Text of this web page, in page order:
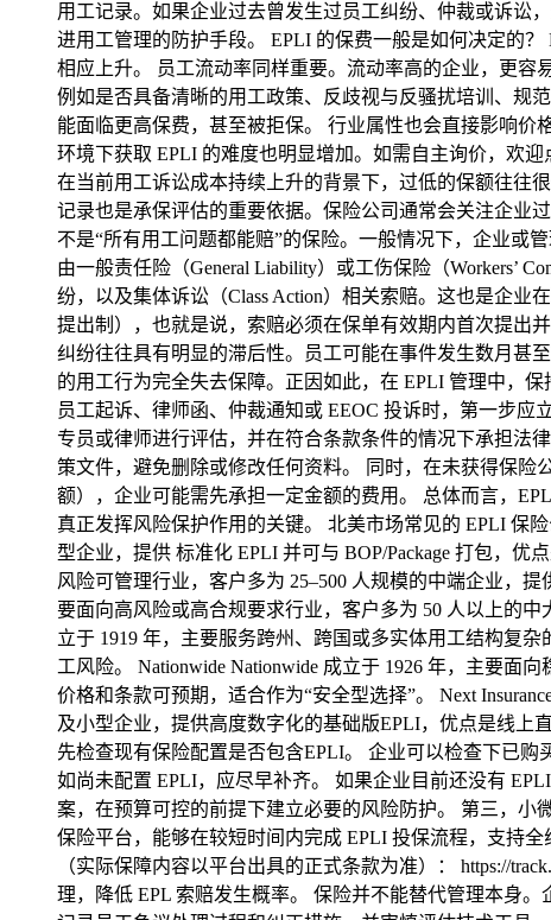
用工记录。如果企业过去曾发生过员工纠纷、仲裁或诉讼
进用工管理的防护手段。 EPLI 的保费一般是如何决定的
相应上升。 员工流动率同样重要。流动率高的企业，更容
例如是否具备清晰的用工政策、反歧视与反骚扰培训、规
能面临更高保费，甚至被拒保。 行业属性也会直接影响
环境下获取 EPLI 的难度也明显增加。如需自主询价，欢
在当前用工诉讼成本持续上升的背景下，过低的保额往往
记录也是承保评估的重要依据。保险公司通常会关注企业
不是“所有用工问题都能赔”的保险。一般情况下，企业或
由一般责任险（General Liability）或工伤保险（Workers’
纷，以及集体诉讼（Class Action）相关索赔。这也是企业
提出制），也就是说，索赔必须在保单有效期内首次提出
纠纷往往具有明显的滞后性。员工可能在事件发生数月甚
的用工行为完全失去保障。正因如此，在 EPLI 管理中，
员工起诉、律师函、仲裁通知或 EEOC 投诉时，第一步
专员或律师进行评估，并在符合条款条件的情况下承担法
策文件，避免删除或修改任何资料。 同时，在未获得保
额），企业可能需先承担一定金额的费用。 总体而言，
真正发挥风险保护作用的关键。 北美市场常见的 EPLI 保
型企业，提供 标准化 EPLI 并可与 BOP/Package 打包，优
风险可管理行业，客户多为 25–500 人规模的中端企业，
要面向高风险或高合规要求行业，客户多为 50 人以上的
立于 1919 年，主要服务跨州、跨国或多实体用工结构复
工风险。 Nationwide Nationwide 成立于 1926 年，主要面
价格和条款可预期，适合作为“安全型选择”。 Next
及小型企业，提供高度数字化的基础版EPLI，优点是线上
先检查现有保险配置是否包含EPLI。 企业可以检查下已购
如尚未配置 EPLI，应尽早补齐。 如果企业目前还没有
案，在预算可控的前提下建立必要的风险防护。 第三，小
保险平台，能够在较短时间内完成 EPLI 投保流程，支持
（实际保障内容以平台出具的正式条款为准）： https://
理，降低 EPL 索赔发生概率。 保险并不能替代管理本身